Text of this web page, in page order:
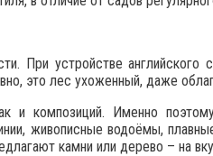
При устройстве
это лес ухоженный, даже
и композиций. Именно
живописные водоёмы,
камни или дерево – на